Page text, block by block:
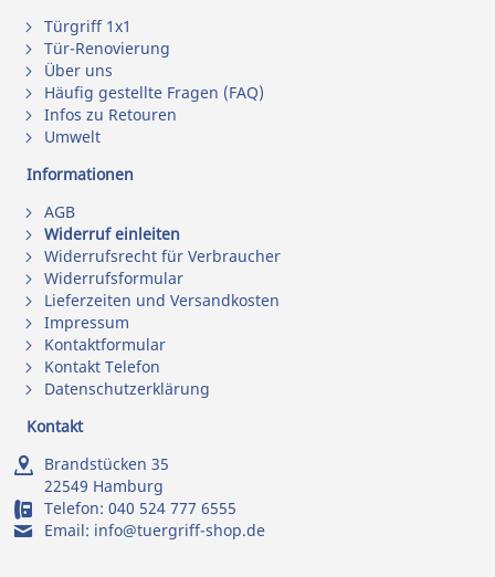
Türgriff 1x1
Tür-Renovierung
Über uns
Häufig gestellte Fragen (FAQ)
Infos zu Retouren
Umwelt
Informationen
AGB
Widerruf einleiten
Widerrufsrecht für Verbraucher
Widerrufsformular
Lieferzeiten und Versandkosten
Impressum
Kontaktformular
Kontakt Telefon
Datenschutzerklärung
Kontakt
Brandstücken 35
22549 Hamburg
Telefon: 040 524 777 6555
Email: info@tuergriff-shop.de